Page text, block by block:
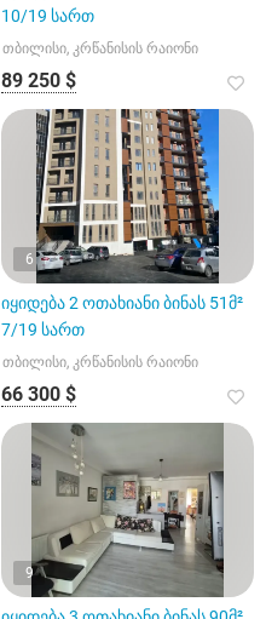
10/19 სართ
თბილისი, კრწანისის რაიონი
89 250 $
6
იყიდება 2 ოთახიანი ბინას 51მ²
7/19 სართ
თბილისი, კრწანისის რაიონი
66 300 $
9